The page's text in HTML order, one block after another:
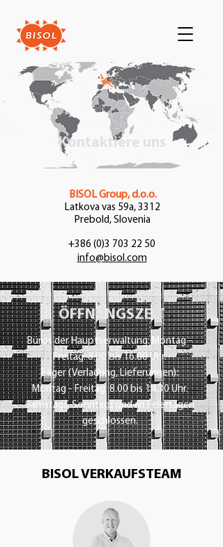
Kontaktiere uns
BISOL Group, d.o.o.
Latkova vas 59a, 3312
Prebold, Slovenia
+386 (0)3 703 22 50
info@bisol.com
ÖFFNUNGSZEIT
Büros der Hauptverwaltung: Montag -
Freitag: 8.00 bis 16.00 Uhr.
Lager (Verladung, Lieferungen):
Montag - Freitag: 8.00 bis 14.30 Uhr.
Samstags, Sonntags und an Feiertagen
geschlossen.
BISOL VERKAUFSTEAM